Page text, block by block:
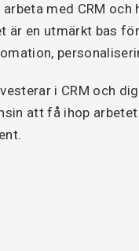
med CRM
är en utmärkt bas
i CRM och
att få ihop arbetet